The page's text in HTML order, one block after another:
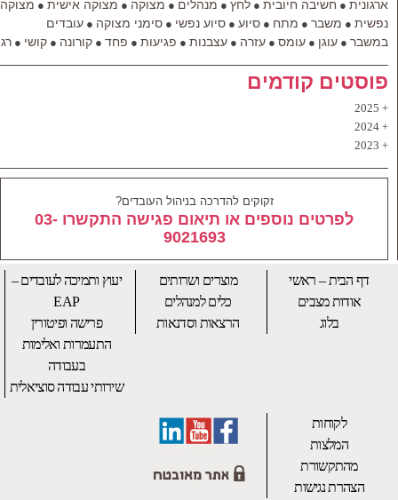
ארגונית ● חשיבה חיובית ● לחץ ● מנהלים ● מצוקה ● מצוקה אישית ● מצוקה
נפשית ● משבר ● מתח ● סיוע ● סיוע נפשי ● סימני מצוקה ● עובדים
במשבר ● עוגן ● עומס ● עזרה ● עצבנות ● פגיעות ● פחד ● קורונה ● קושי ●
פוסטים קודמים
2025
2024
2023
זקוקים להדרכה בניהול העובדים?
לפרטים נוספים או תיאום פגישה התקשרו 03-
9021693
דף הבית – ראשי
אודות מצבים
בלוג
מוצרים ושרותים
כלים למנהלים
הרצאות וסדנאות
יעוץ ותמיכה לעובדים –
EAP
פרישה ופיטורין
התעמרות ואלימות
בעבודה
שירותי עבודה סוציאלית
לקוחות
המלצות
מהתקשורת
הצהרת נגישות